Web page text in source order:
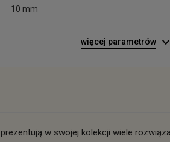
10 mm
więcej parametrów
prezentują w swojej kolekcji wiele